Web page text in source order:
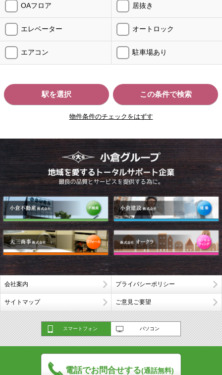
OAフロア 居抜き
エレベーター オートロック
エアコン 駐車場あり
駅を選択 この条件で検索
物件条件のチェックをはずす
会社案内 プライバシーポリシー
サイトマップ ご意見ご要望
スマートフォン パソコン
電話でお問合せする(通話無料)